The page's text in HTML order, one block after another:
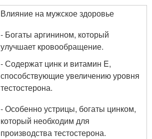
Влияние на мужское здоровье
- Богаты аргинином, который
улучшает кровообращение.
- Содержат цинк и витамин E,
способствующие увеличению уровня
тестостерона.
- Особенно устрицы, богаты цинком,
который необходим для
производства тестостерона.